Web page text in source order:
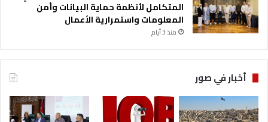
المتكامل لأنظمة حماية البيانات وأمن
المعلومات واستمرارية الأعمال
منذ 3 أيام
أخبار في صور